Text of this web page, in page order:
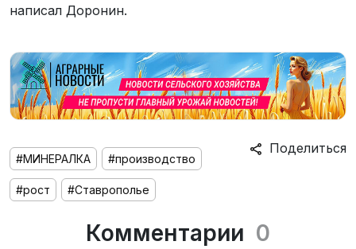
написал Доронин.
Поделиться
#МИНЕРАЛКА #производство
#рост #Ставрополье
Комментарии 0